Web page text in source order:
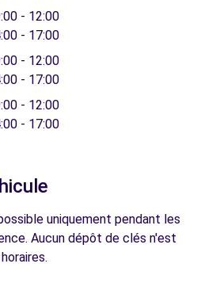
- 12:00
- 17:00
- 12:00
- 17:00
- 12:00
- 17:00
uniquement pendant les
Aucun dépôt de clés n'est